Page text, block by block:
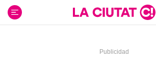
contenido